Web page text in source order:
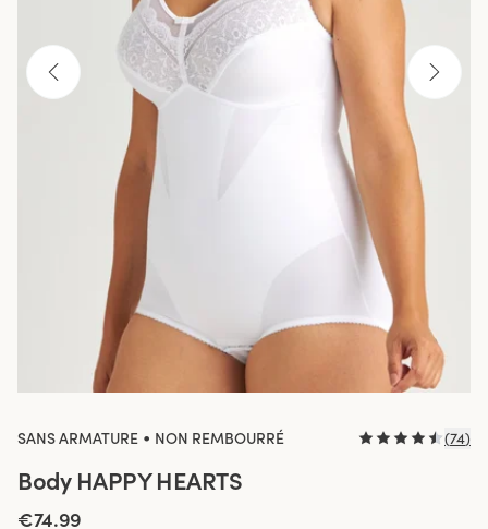
SANS ARMATURE • NON REMBOURRÉ (74)
Body HAPPY HEARTS
€74.99